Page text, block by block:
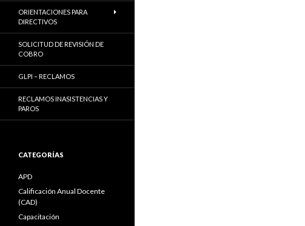
ORIENTACIONES PARA
DIRECTIVOS
SOLICITUD DE REVISIÓN DE
COBRO
GLPI – RECLAMOS
RECLAMOS INASISTENCIAS Y
PAROS
CATEGORÍAS
APD
Calificación Anual Docente
(CAD)
Capacitación